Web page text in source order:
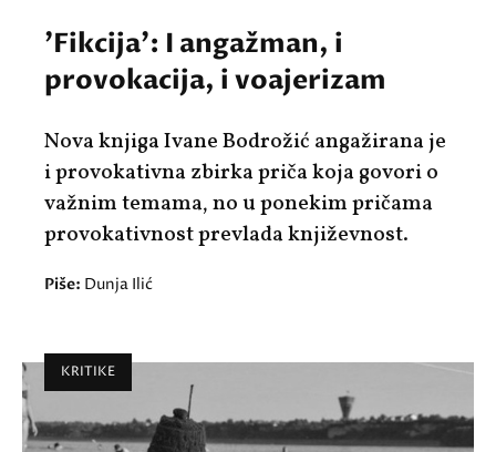
'Fikcija': I angažman, i
provokacija, i voajerizam
Nova knjiga Ivane Bodrožić angažirana je
i provokativna zbirka priča koja govori o
važnim temama, no u ponekim pričama
provokativnost prevlada književnost.
Piše: Dunja Ilić
KRITIKE